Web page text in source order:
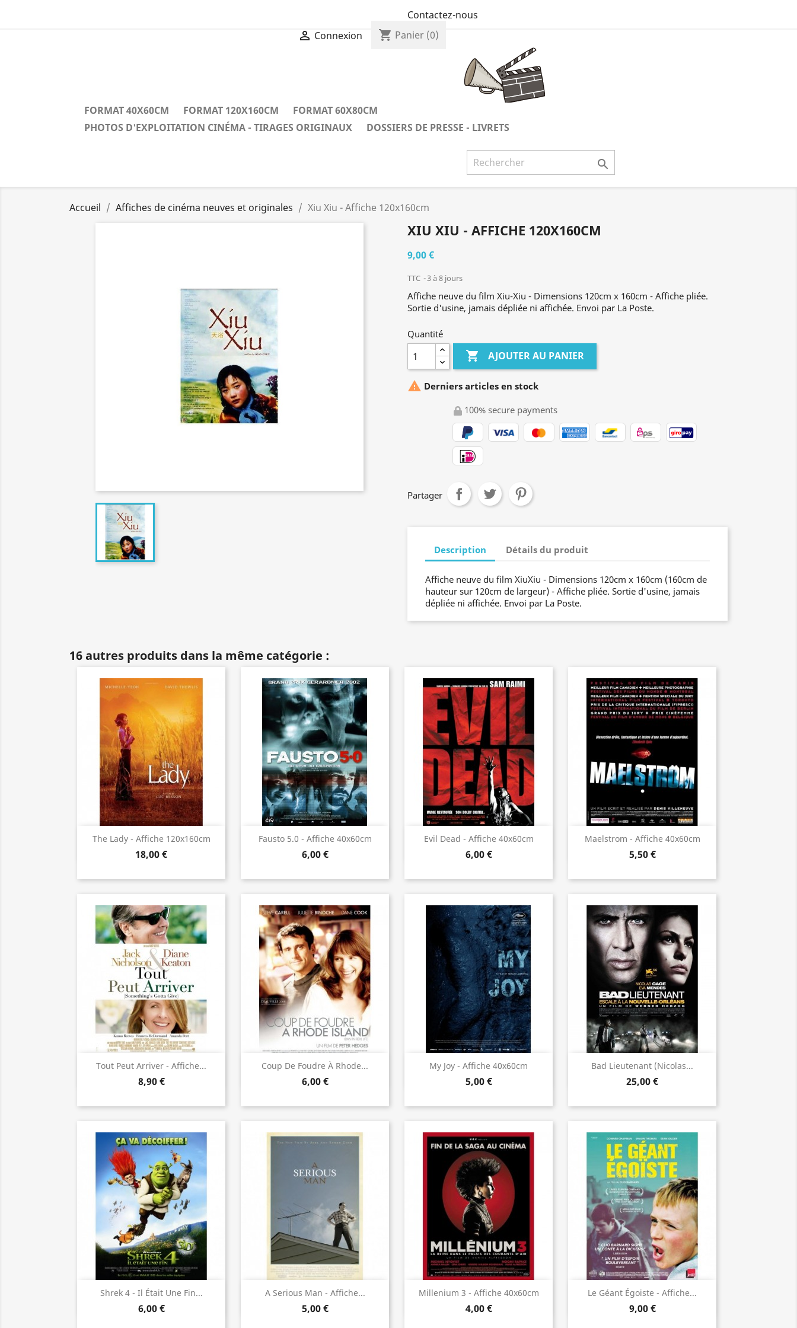
Contactez-nous
 Connexion shopping_cart Panier (0)
FORMAT 40X60CM FORMAT 120X160CM
FORMAT 60X80CM
PHOTOS D'EXPLOITATION CINÉMA - TIRAGES ORIGINAUX
DOSSIERS DE PRESSE - LIVRETS

Accueil Affiches de cinéma neuves et originales Xiu Xiu - Affiche 120x160cm
XIU XIU - AFFICHE 120X160CM
9,00 €
TTC 3 à 8 jours
Affiche neuve du film Xiu-Xiu - Dimensions 120cm x 160cm - Affiche pliée.
Sortie d'usine, jamais dépliée ni affichée. Envoi par La Poste.
Quantité
 AJOUTER AU PANIER
 Derniers articles en stock
100% secure payments
Partager
Description Détails du produit
Affiche neuve du film XiuXiu - Dimensions 120cm x 160cm (160cm de
hauteur sur 120cm de largeur) - Affiche pliée. Sortie d'usine, jamais
dépliée ni affichée. Envoi par La Poste.
16 autres produits dans la même catégorie :
The Lady - Affiche 120x160cm
18,00 €
Aperçu rapide Fausto 5.0 - Affiche 40x60cm
6,00 €
Aperçu rapide Evil Dead - Affiche 40x60cm
6,00 €
Aperçu rapide Maelstrom - Affiche 40x60cm
5,50 €
Aperçu rapide
Tout Peut Arriver - Affiche...
8,90 €
Aperçu rapide Coup De Foudre À Rhode...
6,00 €
Aperçu rapide My Joy - Affiche 40x60cm
5,00 €
Aperçu rapide Bad Lieutenant (Nicolas...
25,00 €
Aperçu rapide
Shrek 4 - Il Était Une Fin...
6,00 €
Aperçu rapide A Serious Man - Affiche...
5,00 €
Aperçu rapide Millenium 3 - Affiche 40x60cm
4,00 €
Aperçu rapide Le Géant Égoiste - Affiche...
9,00 €
Aperçu rapide